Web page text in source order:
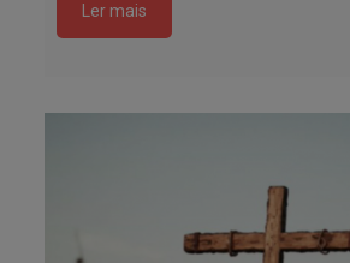
Ler mais